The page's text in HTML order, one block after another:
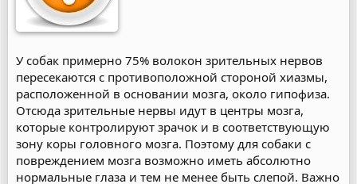
У собак примерно 75% волокон зрительных нервов
пересекаются с противоположной стороной хиазмы,
расположенной в основании мозга, около гипофиза.
Отсюда зрительные нервы идут в центры мозга,
которые контролируют зрачок и в соответствующую
зону коры головного мозга. Поэтому для собаки с
повреждением мозга возможно иметь абсолютно
нормальные глаза и тем не менее быть слепой. Важно